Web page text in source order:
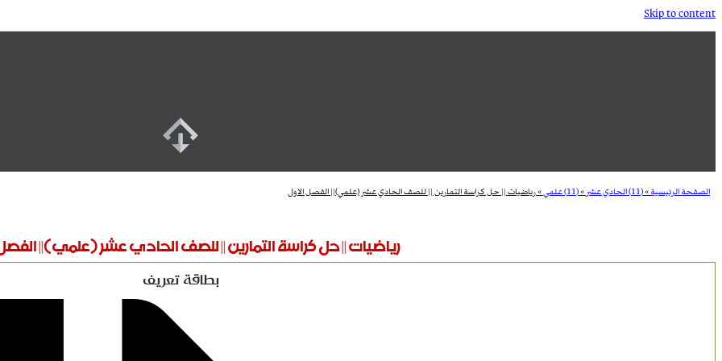
Skip to content
الصفحة الرئيسية»(11) الحادي عشر »(11) علمي »رياضيات || حل كراسة التمارين || للصف الحادي عشر (علمي)|| الفصل الاول
رياضيات || حل كراسة التمارين || للصف الحادي عشر (علمي)||
بطاقة تعريف